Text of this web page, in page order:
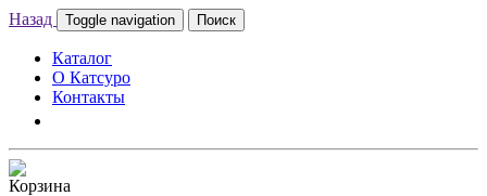
Назад Toggle navigation Поиск
Каталог
О Катсуро
Контакты
Корзина